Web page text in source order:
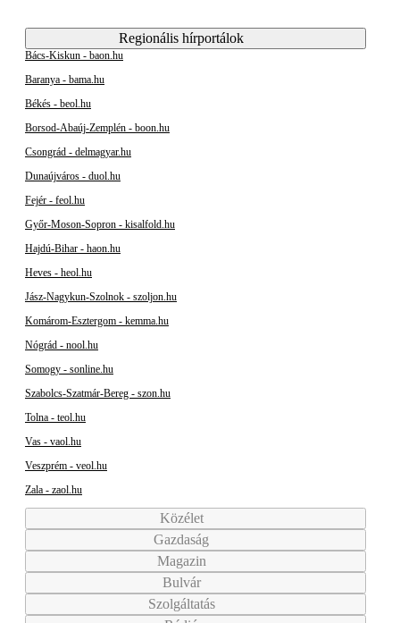
Regionális hírportálok
Bács-Kiskun - baon.hu
Baranya - bama.hu
Békés - beol.hu
Borsod-Abaúj-Zemplén - boon.hu
Csongrád - delmagyar.hu
Dunaújváros - duol.hu
Fejér - feol.hu
Győr-Moson-Sopron - kisalfold.hu
Hajdú-Bihar - haon.hu
Heves - heol.hu
Jász-Nagykun-Szolnok - szoljon.hu
Komárom-Esztergom - kemma.hu
Nógrád - nool.hu
Somogy - sonline.hu
Szabolcs-Szatmár-Bereg - szon.hu
Tolna - teol.hu
Vas - vaol.hu
Veszprém - veol.hu
Zala - zaol.hu
Közélet
Gazdaság
Magazin
Bulvár
Szolgáltatás